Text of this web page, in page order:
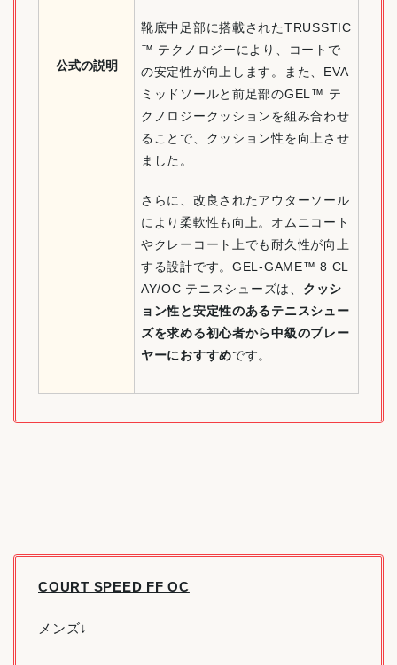
公式の説明
靴底中足部に搭載されたTRUSSTIC
™ テクノロジーにより、コートで
の安定性が向上します。また、EVA
ミッドソールと前足部のGEL™ テ
クノロジークッションを組み合わせ
ることで、クッション性を向上させ
ました。
さらに、改良されたアウターソール
により柔軟性も向上。オムニコート
やクレーコート上でも耐久性が向上
する設計です。GEL-GAME™ 8 CL
AY/OC テニスシューズは、 クッシ
ョン性と安定性のあるテニスシュー
ズを求める初心者から中級のプレー
ヤーにおすすめです。
COURT SPEED FF OC
メンズ↓